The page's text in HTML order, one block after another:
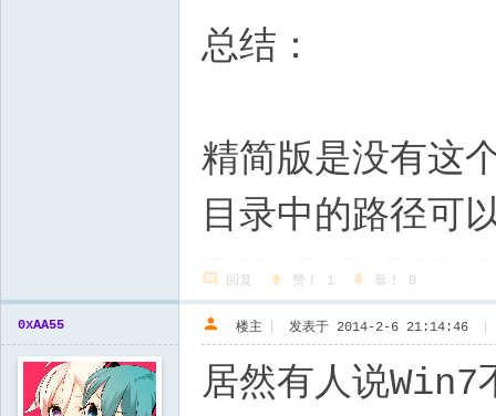
总结：
精简版是没有这
目录中的路径
回复 赞！ 1 靠！ 0
0xAA55 楼主 发表于 2014-2-6 21:14:46
居然有人说Win7